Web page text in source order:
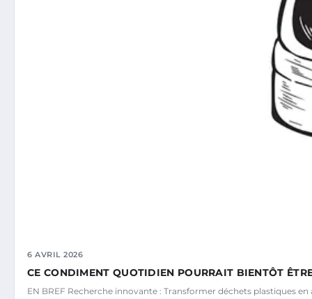
6 AVRIL 2026
CE CONDIMENT QUOTIDIEN POURRAIT BIENTÔT
EN BREF Recherche innovante : Transformer déchets plastiques en